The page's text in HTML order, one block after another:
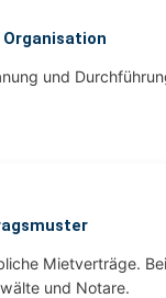
und
Mietverträge.
und Notare.